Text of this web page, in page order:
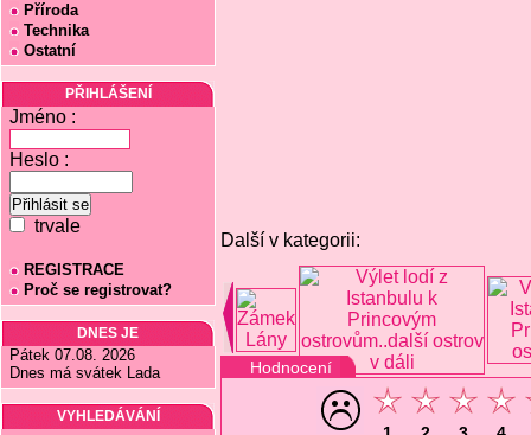
Příroda
Technika
Ostatní
PŘIHLÁŠENÍ
Jméno :
Heslo :
trvale
REGISTRACE
Proč se registrovat?
DNES JE
Pátek 07.08. 2026
Dnes má svátek Lada
VYHLEDÁVÁNÍ
Další v kategorii:
Hodnocení